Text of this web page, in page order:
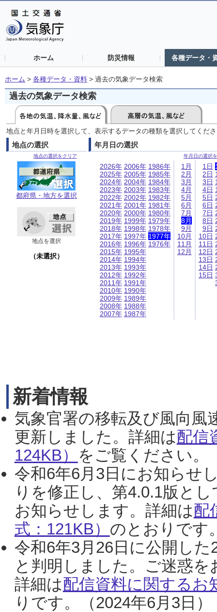
ホーム 防災情報 各種データ・
ホーム > 各種データ・資料 > 過去の気象データ検索
過去の気象データ検索
地点と年月日時を選択して、表示するデータの種類を選択してくだ
地点の選択
地点の選択をクリア
都府県・地方を選択
地点を選択
（未選択）
年月日の選択
年月日の選択
2026年
2025年
2024年
2023年
2022年
2021年
2020年
2019年
2018年
2017年
2016年
2015年
2014年
2013年
2012年
2011年
2010年
2009年
2008年
2007年
2006年
2005年
2004年
2003年
2002年
2001年
2000年
1999年
1998年
1997年
1996年
1995年
1994年
1993年
1992年
1991年
1990年
1989年
1988年
1987年
1986年
1985年
1984年
1983年
1982年
1981年
1980年
1979年
1978年
1977年
1976年
1月
2月
3月
4月
5月
6月
7月
8月
9月
10月
11月
12月
1日
2日
3日
4日
5日
6日
7日
8日
9日
10日
11日
12日
13日
14日
15日
新着情報
気象官署の移転及び風向風
更新しました。詳細は配信
124KB） をご覧ください。
令和6年6月3日にお知らせ
りを修正し、第4.0.1版と
お知らせします。詳細は配
式：121KB） のとおりです
令和6年3月26日に公開し
と判明しました。ご迷惑
詳細は配信資料に関するお
りです。（2024年6月3日）